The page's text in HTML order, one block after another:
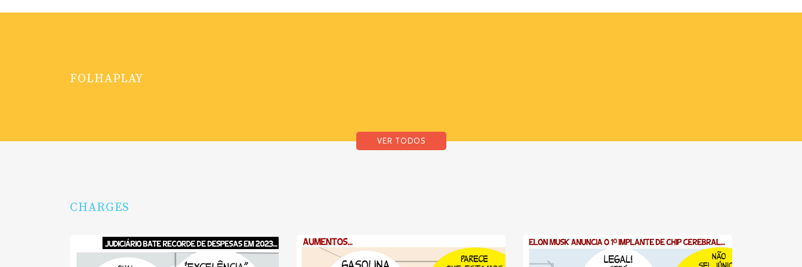
FOLHAPLAY
VER TODOS
CHARGES